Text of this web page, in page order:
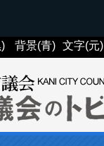
文字(元)
背景(青)